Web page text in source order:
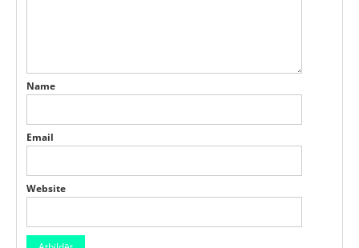
Name
Email
Website